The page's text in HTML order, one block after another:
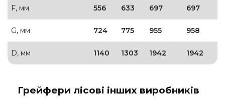
F, мм 556 633 697 697
G, мм 724 775 955 958
D, мм 1140 1303 1942 1942
Грейфери лісові інших виробників